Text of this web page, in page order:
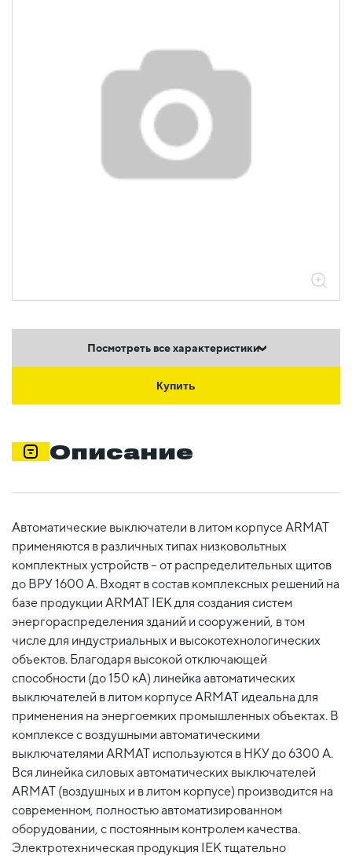
Посмотреть все характеристики
Купить
Описание
Автоматические выключатели в литом корпусе ARMAT
применяются в различных типах низковольтных
комплектных устройств – от распределительных щитов
до ВРУ 1600 А. Входят в состав комплексных решений на
базе продукции ARMAT IEK для создания систем
энергораспределения зданий и сооружений, в том
числе для индустриальных и высокотехнологических
объектов. Благодаря высокой отключающей
способности (до 150 кА) линейка автоматических
выключателей в литом корпусе ARMAT идеальна для
применения на энергоемких промышленных объектах. В
комплексе с воздушными автоматическими
выключателями ARMAT используются в НКУ до 6300 А.
Вся линейка силовых автоматических выключателей
ARMAT (воздушных и в литом корпусе) производится на
современном, полностью автоматизированном
оборудовании, с постоянным контролем качества.
Электротехническая продукция IEK тщательно